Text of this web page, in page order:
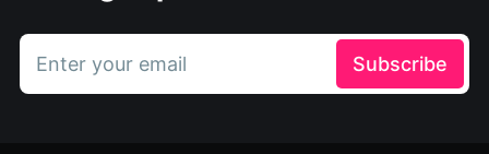
Enter your email Subscribe